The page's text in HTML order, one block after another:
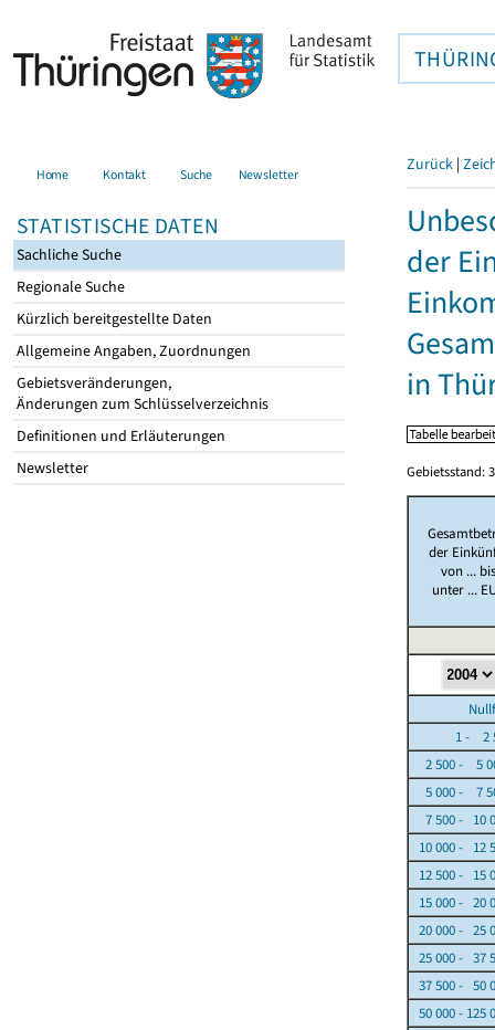
Home Kontakt Suche Newsletter
STATISTISCHE DATEN
Sachliche Suche
Regionale Suche
Kürzlich bereitgestellte Daten
Allgemeine Angaben, Zuordnungen
Gebietsveränderungen,
Änderungen zum Schlüsselverzeichnis
Definitionen und Erläuterungen
Newsletter
Zurück |
der
in
Gebietsstand:
der
von ...
unter ...
1 - 2
2 500 - 5
5 000 - 7
7 500 - 10
10 000 - 12
12 500 - 15
15 000 - 20
20 000 - 25
25 000 - 37
37 500 - 50
50 000 - 125